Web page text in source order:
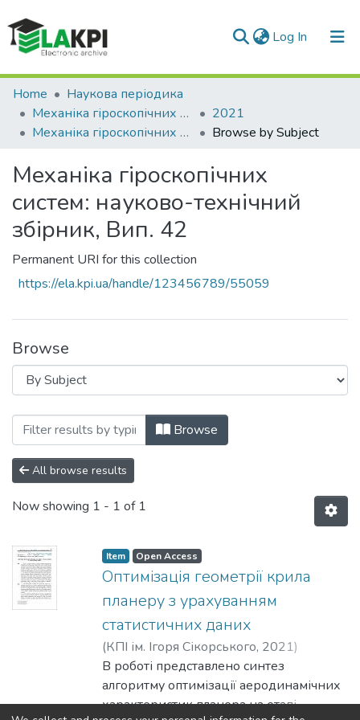
Log In (current)
Communities & Collections
All of DSpace
Home
Наукова періодика
Механіка гіроскопічних систем
2021
Механіка гіроскопічних систем: науково-технічний збірник, Вип. 42
Browse by Subject
Механіка гіроскопічних
систем: науково-технічний
збірник, Вип. 42
Permanent URI for this collection
https://ela.kpi.ua/handle/123456789/55059
Browse
Browsing Механіка гіроскопічних
Browse
All browse results
Now showing 1 - 1 of 1
Item Open Access
Оптимізація геометрії крила
планеру з урахуванням
статистичних даних
(КПІ ім. Ігоря Сікорського, 2021)
Тисячук, О. В.;Сухов, В. В.;Предаченко,
К. О.;Лукан, А. В.
В роботі представлено синтез
алгоритму оптимізації аеродинамічних
характеристик планера на етапі